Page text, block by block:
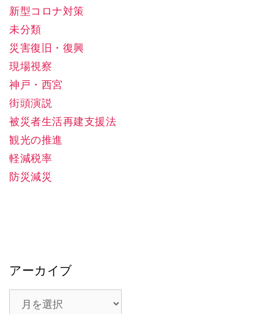
新型コロナ対策
未分類
災害復旧・復興
現場視察
神戸・西宮
街頭演説
被災者生活再建支援法
観光の推進
軽減税率
防災減災
アーカイブ